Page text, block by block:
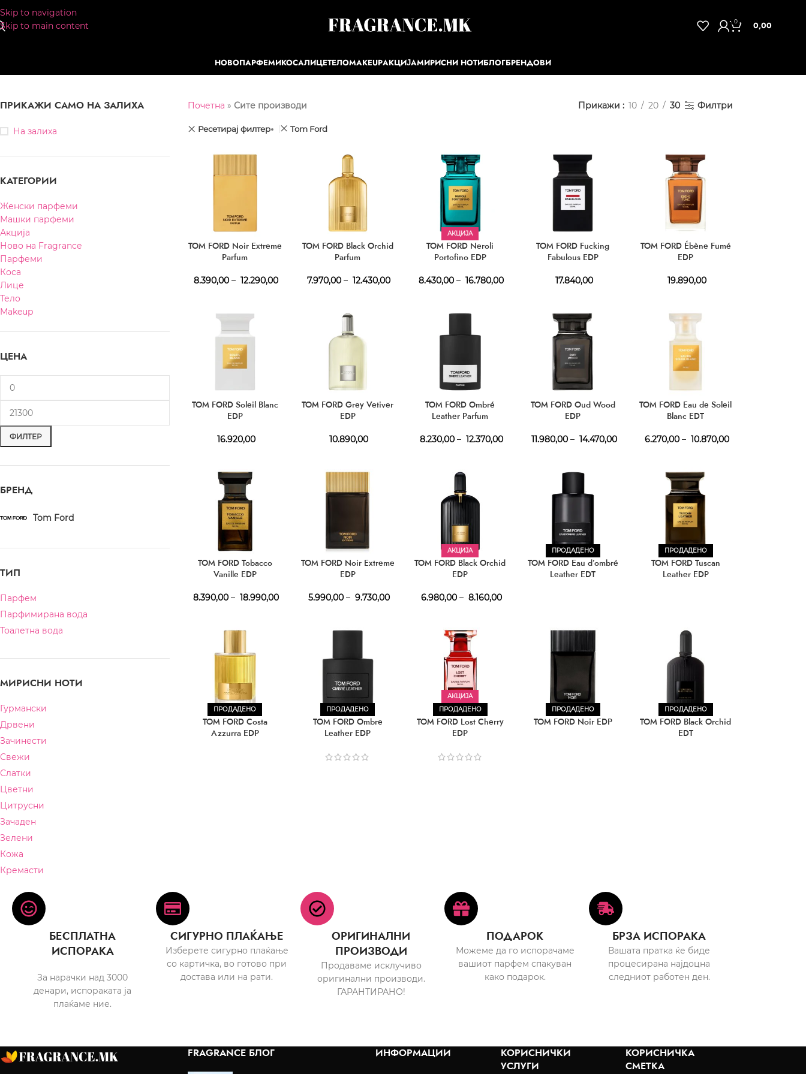
Skip to navigation
Skip to main content
0 0,00
НОВОПАРФЕМИКОСАЛИЦЕТЕЛОMAKEUPАКЦИЈАМИРИСНИ НОТИБЛОГБРЕНДОВИ
ПРИКАЖИ САМО НА ЗАЛИХА
На залиха
КАТЕГОРИИ
Женски парфеми
Машки парфеми
Акција
Ново на Fragrance
Парфеми
Коса
Лице
Тело
Makeup
ЦЕНА
ФИЛТЕР
БРЕНД
Tom Ford
ТИП
Парфем
Парфимирана вода
Тоалетна вода
МИРИСНИ НОТИ
Гурмански
Дрвени
Зачинести
Свежи
Слатки
Цветни
Цитрусни
Зачаден
Зелени
Кожа
Кремасти
Почетна » Сите производи Прикажи 10 20 30 Филтри
Ресетирај филтер Tom Ford
TOM FORD Noir Extreme
Parfum
8.390,00 – 12.290,00
TOM FORD Black Orchid
Parfum
7.970,00 – 12.430,00
АКЦИЈА
TOM FORD Neroli
Portofino EDP
8.430,00 – 16.780,00
TOM FORD Fucking
Fabulous EDP
17.840,00
TOM FORD Ébène Fumé
EDP
19.890,00
TOM FORD Soleil Blanc
EDP
16.920,00
TOM FORD Grey Vetiver
EDP
10.890,00
TOM FORD Ombré
Leather Parfum
8.230,00 – 12.370,00
TOM FORD Oud Wood
EDP
11.980,00 – 14.470,00
TOM FORD Eau de Soleil
Blanc EDT
6.270,00 – 10.870,00
TOM FORD Tobacco
Vanille EDP
8.390,00 – 18.990,00
TOM FORD Noir Extreme
EDP
5.990,00 – 9.730,00
АКЦИЈА
TOM FORD Black Orchid
EDP
6.980,00 – 8.160,00
ПРОДАДЕНО
TOM FORD Eau d’ombré
Leather EDT
ПРОДАДЕНО
TOM FORD Tuscan
Leather EDP
ПРОДАДЕНО
TOM FORD Costa
Azzurra EDP
ПРОДАДЕНО
TOM FORD Ombre
Leather EDP
АКЦИЈА
ПРОДАДЕНО
TOM FORD Lost Cherry
EDP
ПРОДАДЕНО
TOM FORD Noir EDP
ПРОДАДЕНО
TOM FORD Black Orchid
EDT
БЕСПЛАТНА
ИСПОРАКА
За нарачки над 3000
денари, испораката ја
плаќаме ние.
СИГУРНО ПЛАЌАЊЕ
Изберете сигурно плаќање
со картичка, во готово при
достава или на рати.
ОРИГИНАЛНИ
ПРОИЗВОДИ
Продаваме исклучиво
оригинални производи.
ГАРАНТИРАНО!
ПОДАРОК
Можеме да го испорачаме
вашиот парфем спакуван
како подарок.
БРЗА ИСПОРАКА
Вашата пратка ќе биде
процесирана најдоцна
следниот работен ден.
FRAGRANCE БЛОГ ИНФОРМАЦИИ
КОРИСНИЧКИ
УСЛУГИ
КОРИСНИЧКА
СМЕТКА